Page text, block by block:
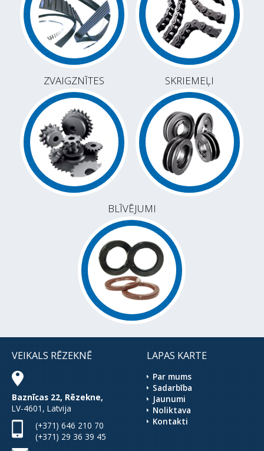
ZVAIGZNĪTES SKRIEMEĻI
BLĪVĒJUMI
VEIKALS RĒZEKNĒ
Baznīcas 22, Rēzekne,
LV-4601, Latvija
(+371) 646 210 70
(+371) 29 36 39 45
LAPAS KARTE
Par mums
Sadarbība
Jaunumi
Noliktava
Kontakti